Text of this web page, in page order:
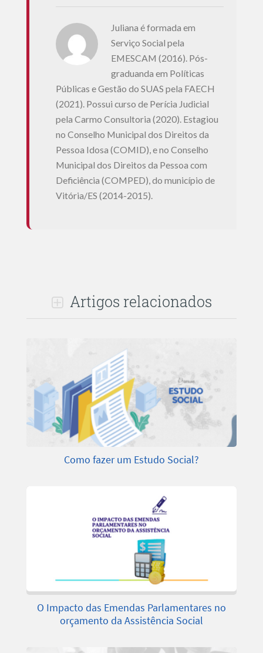
Juliana é formada em
Serviço Social pela
EMESCAM (2016). Pós-
graduanda em Políticas
Públicas e Gestão do SUAS pela FAECH
(2021). Possui curso de Perícia Judicial
pela Carmo Consultoria (2020). Estagiou
no Conselho Municipal dos Direitos da
Pessoa Idosa (COMID), e no Conselho
Municipal dos Direitos da Pessoa com
Deficiência (COMPED), do município de
Vitória/ES (2014-2015).
Artigos relacionados
Como fazer um Estudo Social?
O Impacto das Emendas Parlamentares no
orçamento da Assistência Social